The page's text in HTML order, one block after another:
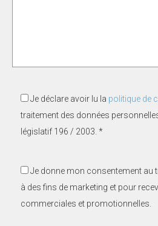
Je déclare avoir lu la politique de
traitement des données
législatif 196 / 2003. *
Je donne mon consentement au
à des fins de marketing et pour
commerciales et promotionnelles.